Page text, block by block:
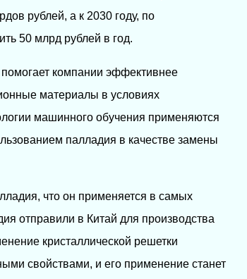
рублей, а к 2030 году, по
50 млрд рублей в год.
компании эффективнее
материалы в условиях
машинного обучения применяются
палладия в качестве замены
что он применяется в самых
отправили в Китай для производства
кристаллической решетки
свойствами, и его применение станет